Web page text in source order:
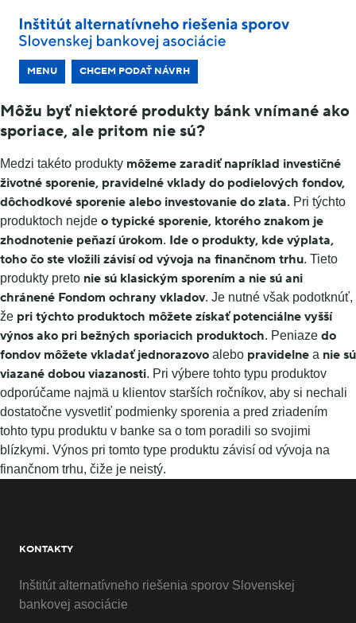
MENU CHCEM PODAŤ NÁVRH
Môžu byť niektoré produkty bánk vnímané ako
sporiace, ale pritom nie sú?
Medzi takéto produkty môžeme zaradiť napríklad investičné
životné sporenie, pravidelné vklady do podielových fondov,
dôchodkové sporenie alebo investovanie do zlata. Pri týchto
produktoch nejde o typické sporenie, ktorého znakom je
zhodnotenie peňazí úrokom. Ide o produkty, kde výplata,
toho čo ste vložili závisí od vývoja na finančnom trhu. Tieto
produkty preto nie sú klasickým sporením a nie sú ani
chránené Fondom ochrany vkladov. Je nutné však podotknúť,
že pri týchto produktoch môžete získať potenciálne vyšší
výnos ako pri bežných sporiacich produktoch. Peniaze do
fondov môžete vkladať jednorazovo alebo pravidelne a nie sú
viazané dobou viazanosti. Pri výbere tohto typu produktov
odporúčame najmä u klientov starších ročníkov, aby si nechali
dostatočne vysvetliť podmienky sporenia a pred zriadením
tohto typu produktu v banke sa o tom poradili so svojimi
blízkymi. Výnos pri tomto type produktu závisí od vývoja na
finančnom trhu, čiže je neistý.
KONTAKTY
Inštitút alternatívneho riešenia sporov Slovenskej
bankovej asociácie